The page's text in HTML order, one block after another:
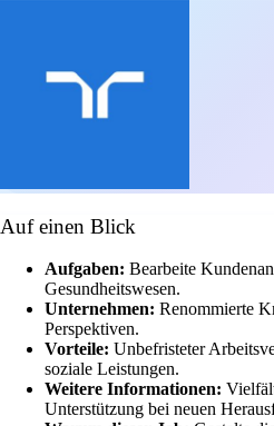
Auf einen Blick
Aufgaben: Bearbeite
Gesundheitswesen.
Unternehmen: Renommierte
Perspektiven.
Vorteile: Unbefristeter
soziale Leistungen.
Weitere Informationen:
Unterstützung bei neuen